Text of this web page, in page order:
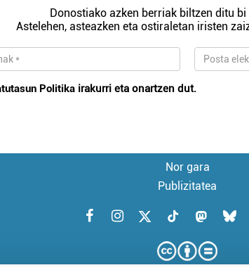
Donostiako azken berriak biltzen ditu bi
Astelehen, asteazken eta ostiraletan iristen
Politika irakurri eta onartzen dut.
Nor gara
Publizitatea